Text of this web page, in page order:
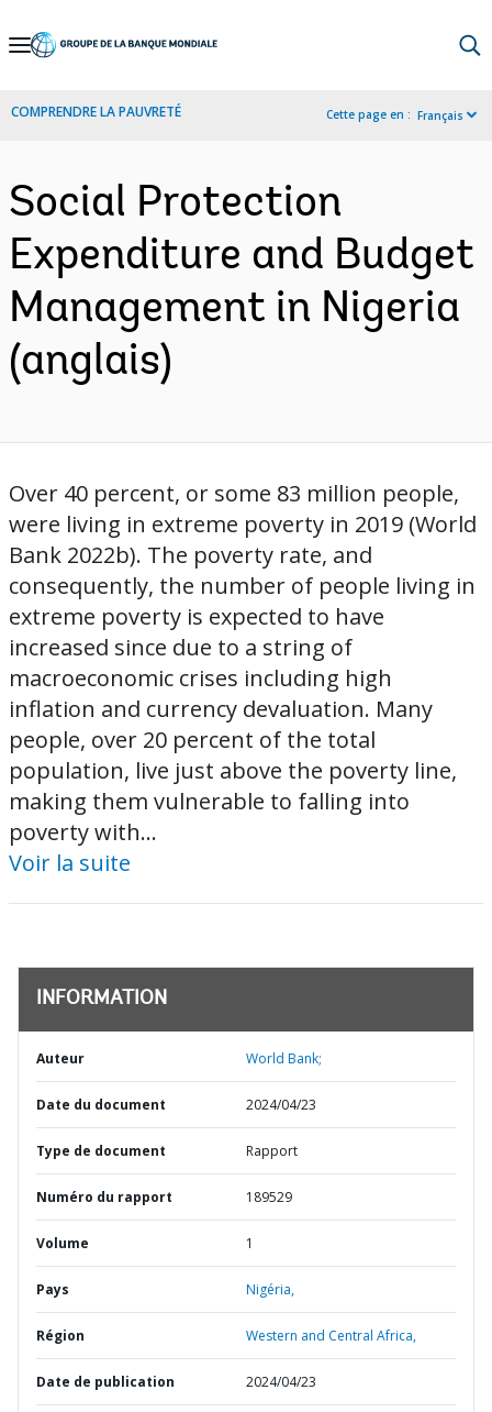
Skip
Navigation
COMPRENDRE LA PAUVRETÉ Cette page en : Français
Social Protection
Expenditure and Budget
Management in Nigeria
(anglais)
Over 40 percent, or some 83 million people,
were living in extreme poverty in 2019 (World
Bank 2022b). The poverty rate, and
consequently, the number of people living in
extreme poverty is expected to have
increased since due to a string of
macroeconomic crises including high
inflation and currency devaluation. Many
people, over 20 percent of the total
population, live just above the poverty line,
making them vulnerable to falling into
poverty with...
Voir la suite
INFORMATION
Auteur World Bank;
Date du document 2024/04/23
Type de document Rapport
Numéro du rapport 189529
Volume 1
Pays Nigéria,
Région Western and Central Africa,
Date de publication 2024/04/23